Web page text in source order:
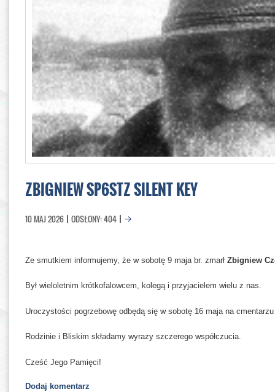
ZBIGNIEW SP6STZ SILENT KEY
10 MAJ 2026 ODSŁONY: 404
Ze smutkiem informujemy, że w sobotę 9 maja br. zmarł Zbigniew
Był wieloletnim krótkofalowcem, kolegą i przyjacielem wielu z nas.
Uroczystości pogrzebowę odbędą się w sobotę 16 maja na
Rodzinie i Bliskim składamy wyrazy szczerego współczucia.
Cześć Jego Pamięci!
Dodaj komentarz